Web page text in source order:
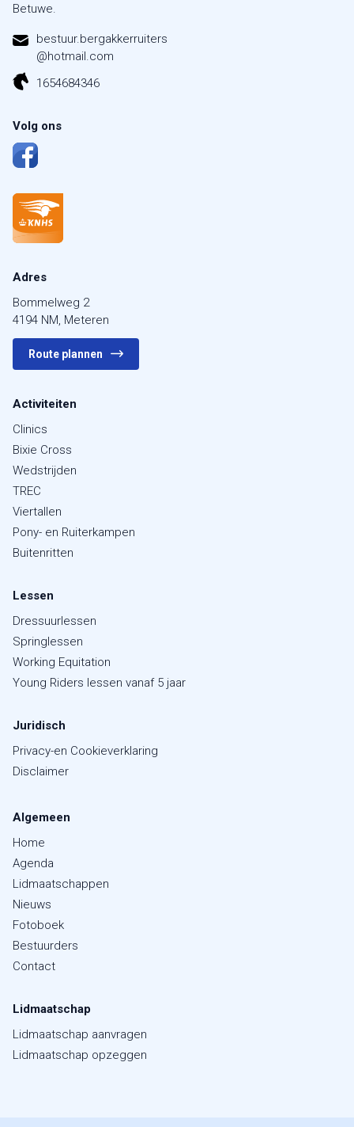
Betuwe.
bestuur.bergakkerruiters
@hotmail.com
1654684346
Volg ons
Adres
Bommelweg 2
4194 NM, Meteren
Route plannen
Activiteiten
Clinics
Bixie Cross
Wedstrijden
TREC
Viertallen
Pony- en Ruiterkampen
Buitenritten
Lessen
Dressuurlessen
Springlessen
Working Equitation
Young Riders lessen vanaf 5 jaar
Juridisch
Privacy-en Cookieverklaring
Disclaimer
Algemeen
Home
Agenda
Lidmaatschappen
Nieuws
Fotoboek
Bestuurders
Contact
Lidmaatschap
Lidmaatschap aanvragen
Lidmaatschap opzeggen